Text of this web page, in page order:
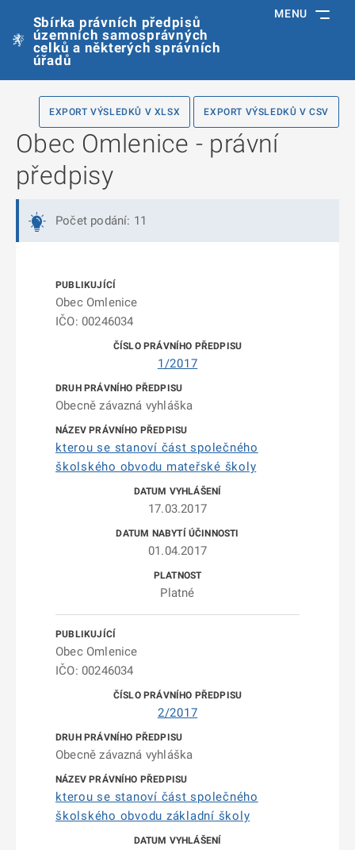
Sbírka právních předpisů
územních samosprávných
celků a některých správních
úřadů
MENU
EXPORT VÝSLEDKŮ V XLSX EXPORT VÝSLEDKŮ V CSV
Obec Omlenice - právní
předpisy
Počet podání: 11
Obec Omlenice
IČO: 00246034
1/2017
Obecně závazná vyhláška
kterou se stanoví část společného
školského obvodu mateřské školy
17.03.2017
01.04.2017
Platné
Obec Omlenice
IČO: 00246034
2/2017
Obecně závazná vyhláška
kterou se stanoví část společného
školského obvodu základní školy